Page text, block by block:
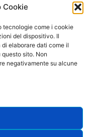
Cookie
tecnologie come i cookie
del dispositivo. Il
elaborare dati come il
sito. Non
negativamente su alcune